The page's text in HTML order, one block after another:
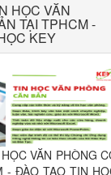
HỌC VĂN
TẠI TPHCM -
KEY
VĂN PHÒNG
- ĐÀO TẠO TIN